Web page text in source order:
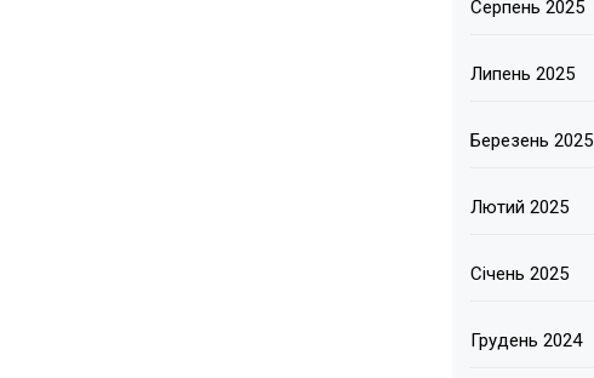
Серпень 2025
Липень 2025
Березень 2025
Лютий 2025
Січень 2025
Грудень 2024